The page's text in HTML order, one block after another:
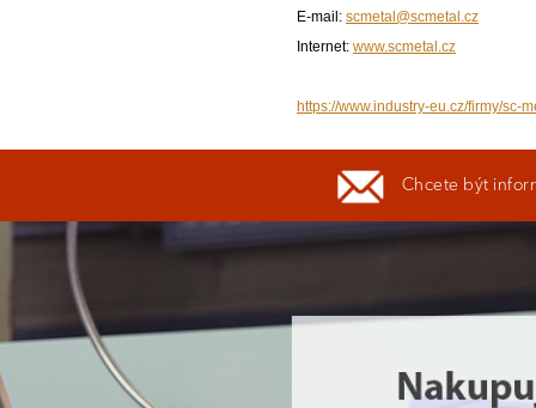
E-mail: scmetal@scmetal.cz
Internet: www.scmetal.cz
https://www.industry-eu.cz/firmy/sc-
Chcete být